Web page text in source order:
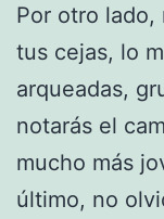
Por otro lado,
tus cejas, lo
arqueadas,
notarás el
mucho más
último, no